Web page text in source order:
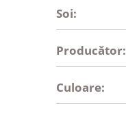
Soi:
Producător:
Culoare: